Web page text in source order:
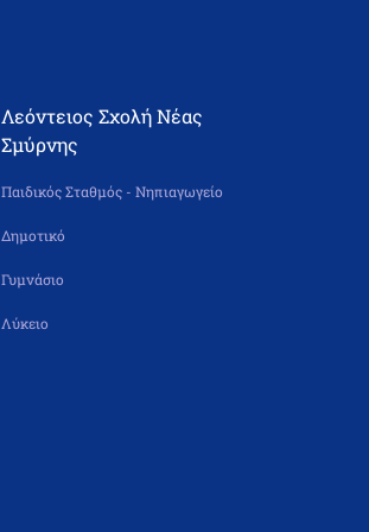
Λεόντειος Σχολή Νέας
Σμύρνης
Παιδικός Σταθμός - Νηπιαγωγείο
Δημοτικό
Γυμνάσιο
Λύκειο